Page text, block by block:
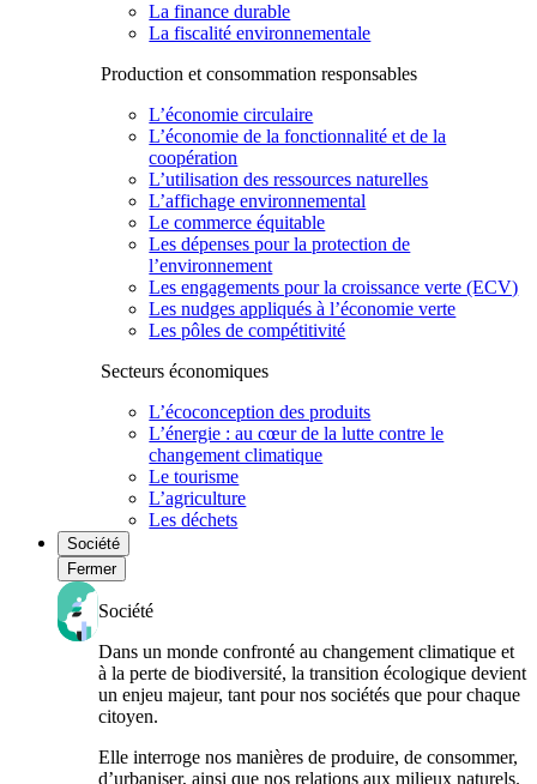
La finance durable
La fiscalité environnementale
Production et consommation responsables
L’économie circulaire
L’économie de la fonctionnalité et de la
coopération
L’utilisation des ressources naturelles
L’affichage environnemental
Le commerce équitable
Les dépenses pour la protection de
l’environnement
Les engagements pour la croissance verte (ECV)
Les nudges appliqués à l’économie verte
Les pôles de compétitivité
Secteurs économiques
L’écoconception des produits
L’énergie : au cœur de la lutte contre le
changement climatique
Le tourisme
L’agriculture
Les déchets
Société
Fermer
Société
Dans un monde confronté au changement climatique et
à la perte de biodiversité, la transition écologique devient
un enjeu majeur, tant pour nos sociétés que pour chaque
citoyen.
Elle interroge nos manières de produire, de consommer,
d’urbaniser, ainsi que nos relations aux milieux naturels.